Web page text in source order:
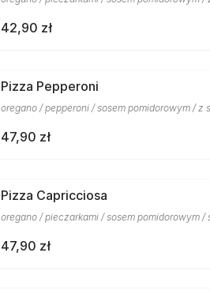
42,90 zł
Pizza Pepperoni
oregano / pepperoni / sosem pomidorowym / z
47,90 zł
Pizza Capricciosa
oregano / pieczarkami / sosem pomidorowym /
47,90 zł